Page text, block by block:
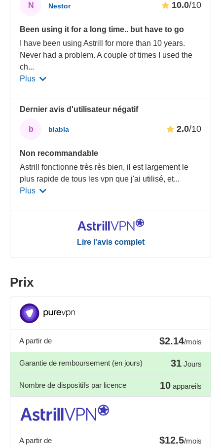
N Nestor 10.0/10
Been using it for a long time.. but have to go
I have been using Astrill for more than 10 years.
Never had a problem. A couple of times I used the
ch...
Plus
Dernier avis d'utilisateur négatif
b blabla 2.0/10
Non recommandable
Astrill fonctionne très rès bien, il est largement le
plus rapide de tous les vpn que j'ai utilisé, et...
Plus
Lire l'avis complet
Prix
A partir de $2.14/mois
Garantie de remboursement (en jours) 31 Jours
Nombre de dispositifs par licence 10 appareils
A partir de $12.5/mois